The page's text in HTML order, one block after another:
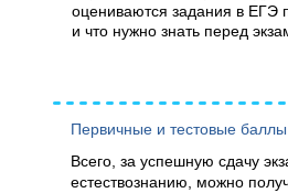
оцениваются задания в ЕГЭ
и что нужно знать перед
Всего, за успешную сдачу
естествознанию, можно
Первичные и тестовые баллы